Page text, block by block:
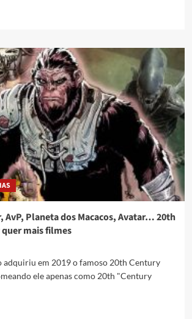
AvP, Planeta dos Macacos, Avatar… 20th
mais filmes
adquiriu em 2019 o famoso 20th Century
ele apenas como 20th "Century